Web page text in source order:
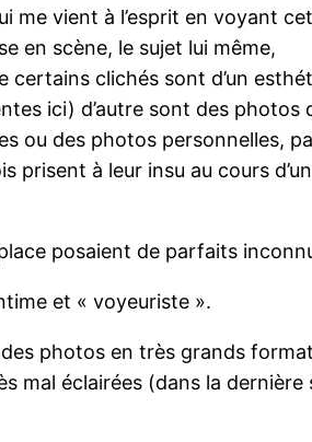
me vient à l’esprit en voyant
en scène, le sujet lui même,
certains clichés sont d’un
ici) d’autre sont des photos
ou des photos personnelles,
prisent à leur insu au cours
posaient de parfaits
et « voyeuriste ».
photos en très grands
mal éclairées (dans la dernière